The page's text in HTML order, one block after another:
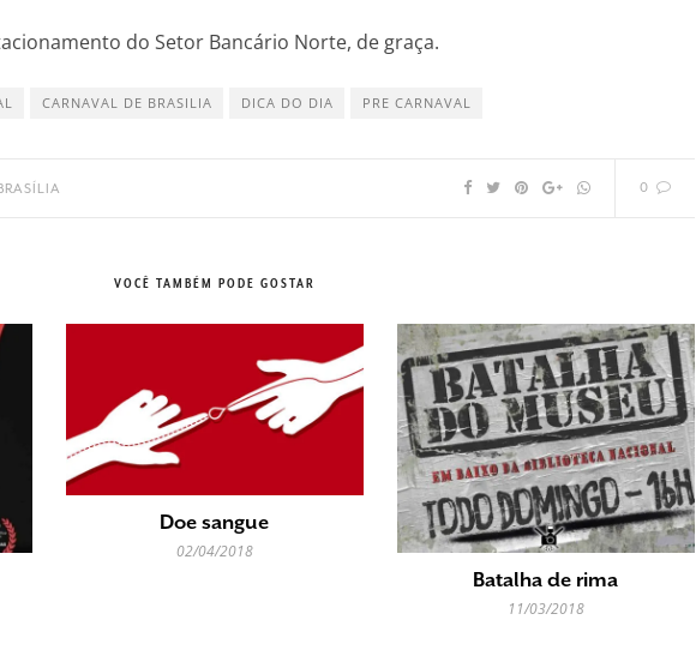
do Setor Bancário Norte, de graça.
CARNAVAL DE BRASILIA DICA DO DIA PRE CARNAVAL
0
VOCÊ TAMBÉM PODE GOSTAR
Doe sangue
02/04/2018
Batalha de rima
11/03/2018